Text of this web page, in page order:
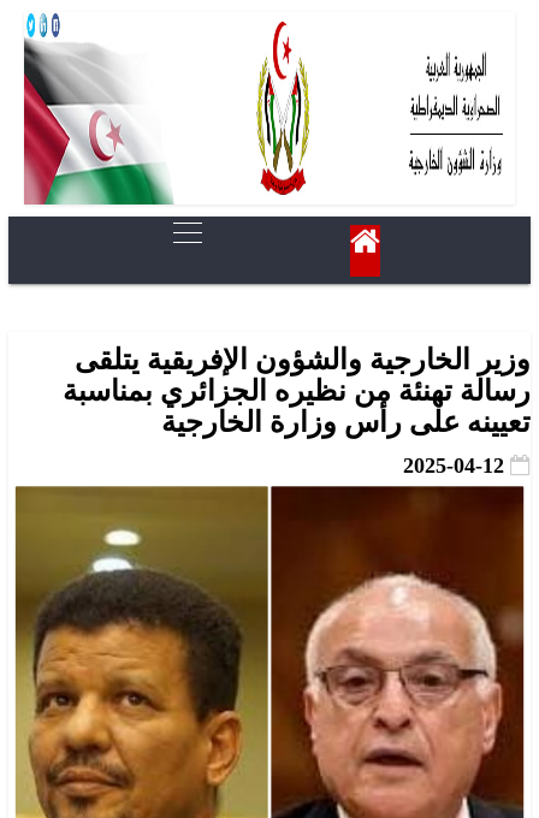
وزير الخارجية والشؤون الإفريقية يتلقى
رسالة تهنئة من نظيره الجزائري بمناسبة
تعيينه على رأس وزارة الخارجية
2025-04-12